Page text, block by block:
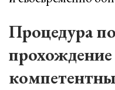
Процедура